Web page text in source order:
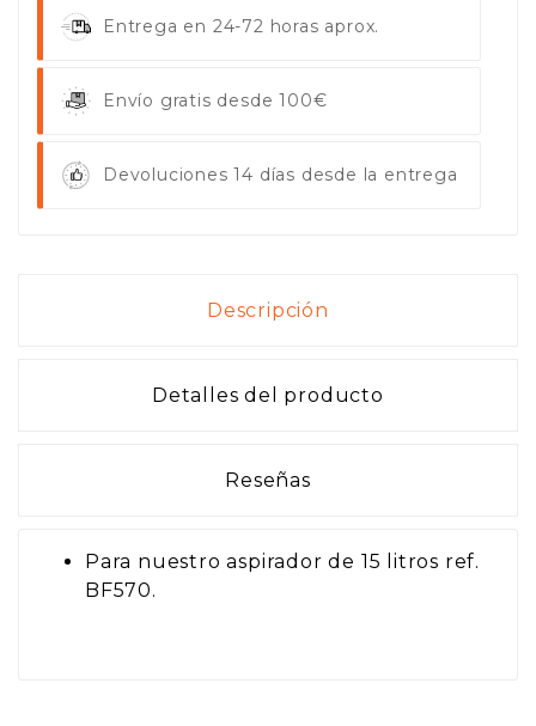
Entrega en 24-72 horas aprox.
Envío gratis desde 100€
Devoluciones 14 días desde la entrega
Descripción
Detalles del producto
Reseñas
Para nuestro aspirador de 15 litros ref.
BF570.